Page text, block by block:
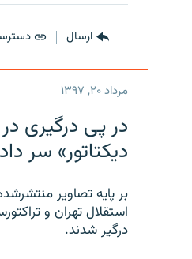
ارسال
مرداد ۲۰, ۱۳۹۷
در پی درگیری
دیکتاتور» سر
بر پایه تصاویر
استقلال تهران و
درگیر شدند.